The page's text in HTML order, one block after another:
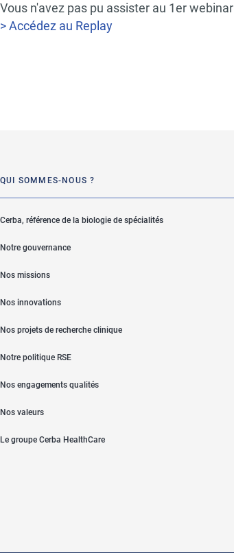
Vous n'avez pas pu assister au 1er webinar
> Accédez au Replay
QUI SOMMES-NOUS ?
Cerba, référence de la biologie de spécialités
Notre gouvernance
Nos missions
Nos innovations
Nos projets de recherche clinique
Notre politique RSE
Nos engagements qualités
Nos valeurs
Le groupe Cerba HealthCare